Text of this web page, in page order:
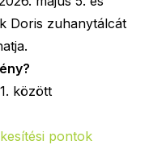
Doris zuhanytálcát
között
pontok